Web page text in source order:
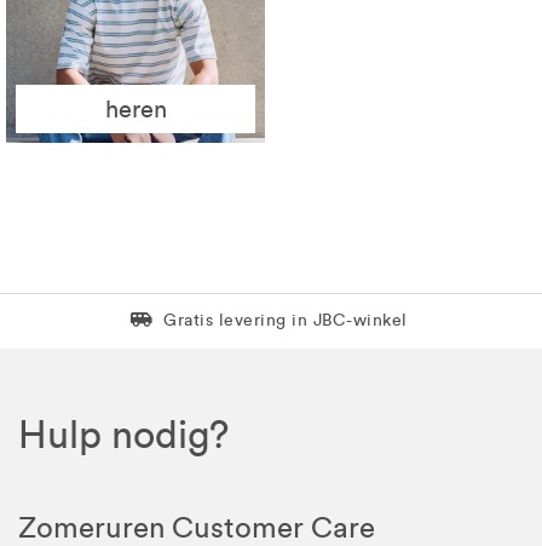
heren
Levering in 1 pakket
Gratis levering in JBC-winkel
Hulp nodig?
Zomeruren Customer Care